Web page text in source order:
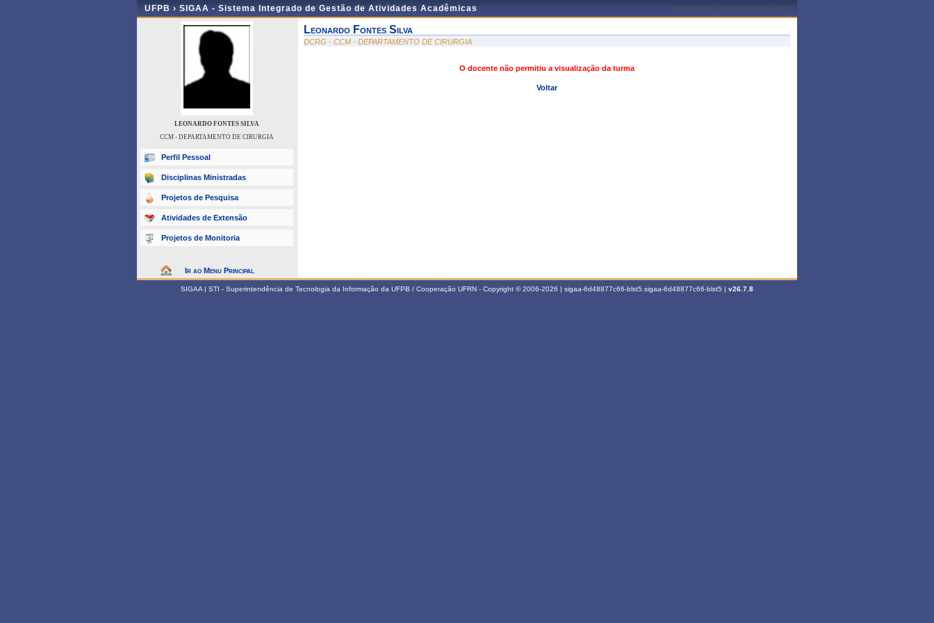
UFPB › SIGAA - Sistema Integrado de Gestão de Atividades Acadêmicas João Pessoa, 09 de Agosto de 2026
LEONARDO FONTES SILVA
CCM - DEPARTAMENTO DE CIRURGIA
Perfil Pessoal
Disciplinas Ministradas
Projetos de Pesquisa
Atividades de Extensão
Projetos de Monitoria
Ir ao Menu Principal
Leonardo Fontes Silva
DCRG - CCM - DEPARTAMENTO DE CIRURGIA
O docente não permitiu a visualização da turma
Voltar
SIGAA | STI - Superintendência de Tecnologia da Informação da UFPB / Cooperação UFRN - Copyright © 2006-2026 | sigaa-6d48877c66-blst5.sigaa-6d48877c66-blst5 | v26.7.8